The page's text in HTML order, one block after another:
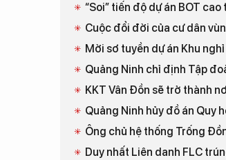
“Soi” tiến độ dự án BOT
Cuộc đổi đời của cư dân
Mời sơ tuyền dự án Khu
Quảng Ninh chỉ định Tập
KKT Vân Đồn sẽ trở thành
Quảng Ninh hủy đồ án Quy
Ông chủ hệ thống Trống
Duy nhất Liên danh FLC